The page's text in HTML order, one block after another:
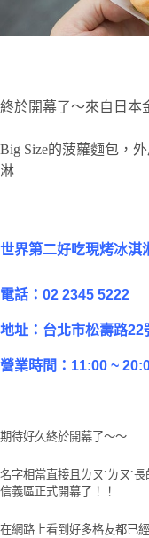
終於開幕了～來自日本
Big Size的菠蘿麵包，
淋
世界第二好吃現烤冰淇
電話：02 2345 5222
地址：台北市松壽路22
營業時間：11:00 ~
期待好久終於開幕了～～
名字相當直接且ㄌㄡˋㄌㄡˋ
信義區正式開幕了！！
在網路上看到好多格友都已